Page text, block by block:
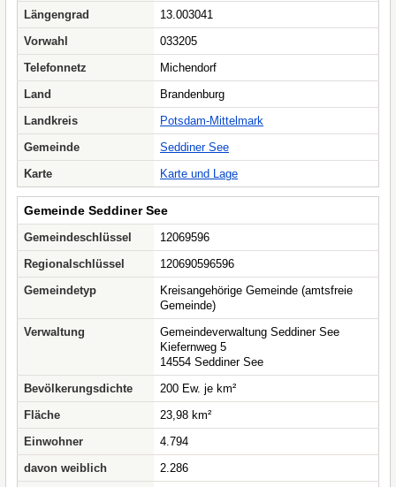
Längengrad
13.003041
Vorwahl
033205
Telefonnetz
Michendorf
Land
Brandenburg
Landkreis
Potsdam-Mittelmark
Gemeinde
Seddiner See
Karte
Karte und Lage
Gemeinde Seddiner See
Gemeindeschlüssel
12069596
Regionalschlüssel
120690596596
Gemeindetyp
Kreisangehörige Gemeinde (amtsfreie
Gemeinde)
Verwaltung
Gemeindeverwaltung Seddiner See
Kiefernweg 5
14554 Seddiner See
Bevölkerungsdichte
200 Ew. je km²
Fläche
23,98 km²
Einwohner
4.794
davon weiblich
2.286